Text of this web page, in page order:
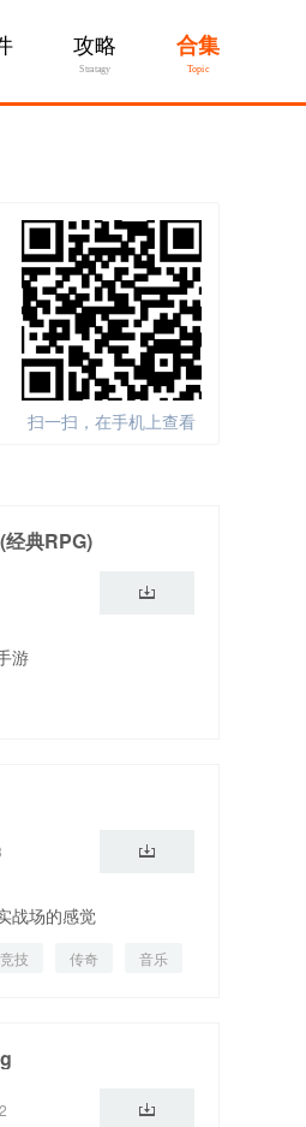
攻略
Stratagy
合集
Topic
扫一扫，在手机上查看
典RPG)
游
战场的感觉
竞技 传奇
音乐